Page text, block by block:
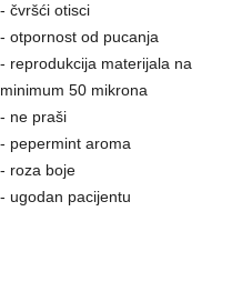
- čvršći otisci
- otpornost od pucanja
- reprodukcija materijala na
minimum 50 mikrona
- ne praši
- pepermint aroma
- roza boje
- ugodan pacijentu